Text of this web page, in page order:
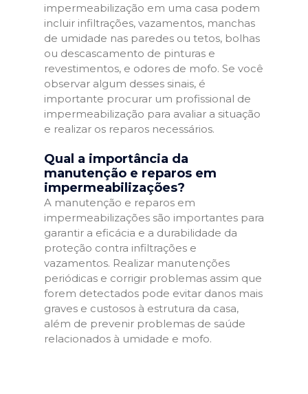
impermeabilização em uma casa podem
incluir infiltrações, vazamentos, manchas
de umidade nas paredes ou tetos, bolhas
ou descascamento de pinturas e
revestimentos, e odores de mofo. Se você
observar algum desses sinais, é
importante procurar um profissional de
impermeabilização para avaliar a situação
e realizar os reparos necessários.
Qual a importância da
manutenção e reparos em
impermeabilizações?
A manutenção e reparos em
impermeabilizações são importantes para
garantir a eficácia e a durabilidade da
proteção contra infiltrações e
vazamentos. Realizar manutenções
periódicas e corrigir problemas assim que
forem detectados pode evitar danos mais
graves e custosos à estrutura da casa,
além de prevenir problemas de saúde
relacionados à umidade e mofo.